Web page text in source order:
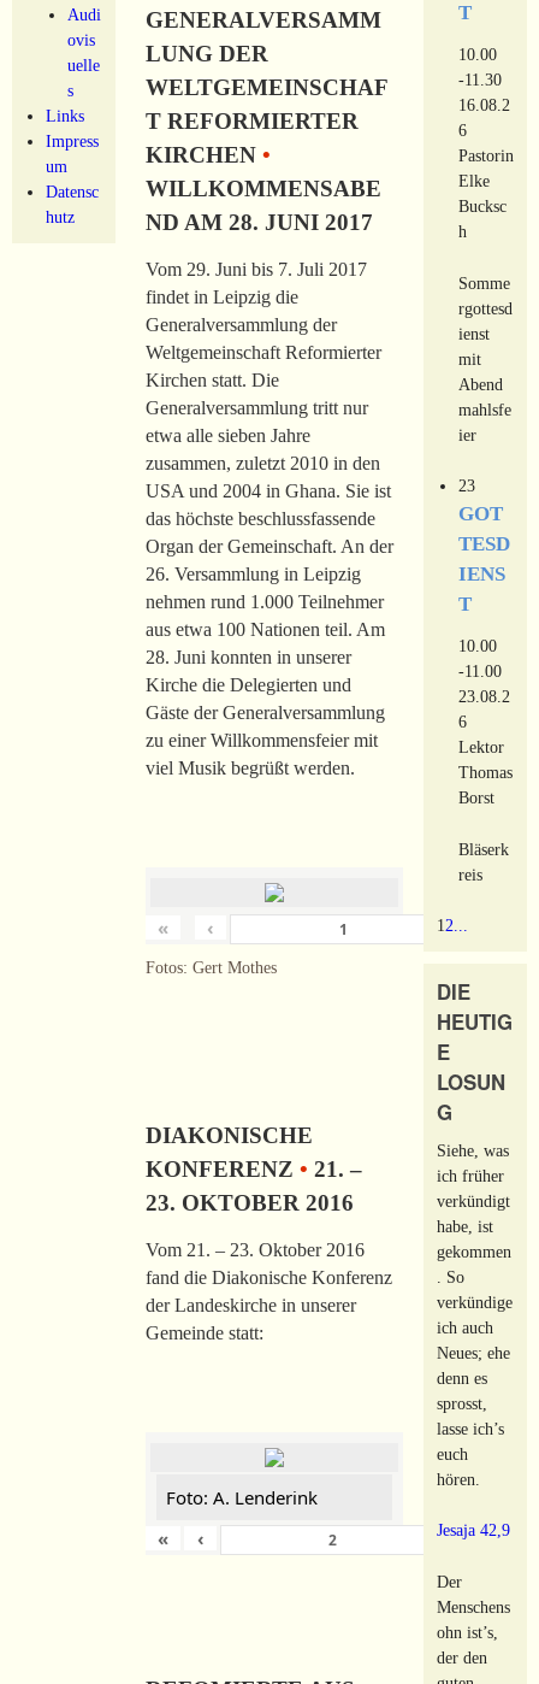
Audi
ovis
uelle
s
Links
Impress
um
Datensc
hutz
GENERALVERSAMM
LUNG DER
WELTGEMEINSCHAF
T REFORMIERTER
KIRCHEN•
WILLKOMMENSABE
ND AM 28. JUNI 2017
Vom 29. Juni bis 7. Juli 2017
findet in Leipzig die
Generalversammlung der
Weltgemeinschaft Reformierter
Kirchen statt. Die
Generalversammlung tritt nur
etwa alle sieben Jahre
zusammen, zuletzt 2010 in den
USA und 2004 in Ghana. Sie ist
das höchste beschlussfassende
Organ der Gemeinschaft. An der
26. Versammlung in Leipzig
nehmen rund 1.000 Teilnehmer
aus etwa 100 Nationen teil. Am
28. Juni konnten in unserer
Kirche die Delegierten und
Gäste der Generalversammlung
zu einer Willkommensfeier mit
viel Musik begrüßt werden.
« ‹ von
Fotos: Gert Mothes
DIAKONISCHE
KONFERENZ • 21. –
23. OKTOBER 2016
Vom 21. – 23. Oktober 2016
fand die Diakonische Konferenz
der Landeskirche in unserer
Gemeinde statt:
Foto: A. Lenderink
«
‹ von 149
T
10.00
-11.30
16.08.2
6
Pastorin
Elke
Bucksc
h
Somme
rgottesd
ienst
mit
Abend
mahlsfe
ier
23
GOT
TESD
IENS
T
10.00
-11.00
23.08.2
6
Lektor
Thomas
Borst
Bläserk
reis
12...
DIE
HEUTIG
E
LOSUN
G
Siehe, was
ich früher
verkündigt
habe, ist
gekommen
. So
verkündige
ich auch
Neues; ehe
denn es
sprosst,
lasse ich’s
euch
hören.
Jesaja 42,9
Der
Menschens
ohn ist’s,
der den